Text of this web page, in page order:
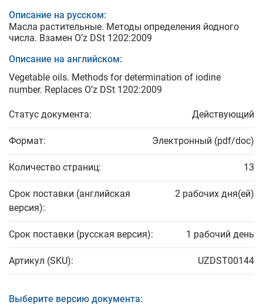
Описание на русском:
Масла растительные. Методы определения йодного
числа. Взамен O’z DSt 1202:2009
Описание на английском:
Vegetable oils. Methods for determination of iodine
number. Replaces O’z DSt 1202:2009
Статус документа: Действующий
Формат: Электронный (pdf/doc)
Количество страниц: 13
Срок поставки (английская
версия):
2 рабочих дня(ей)
Срок поставки (русская версия): 1 рабочий день
Артикул (SKU): UZDST00144
Выберите версию документа: